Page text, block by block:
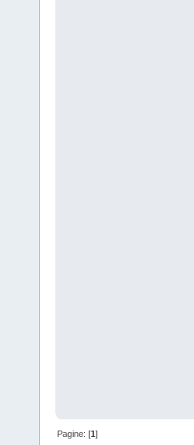
Pagine: [1]